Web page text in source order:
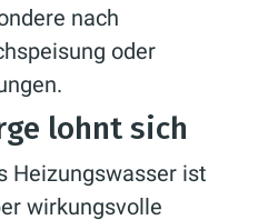
nach
oder
lohnt sich
Heizungswasser ist
wirkungsvolle